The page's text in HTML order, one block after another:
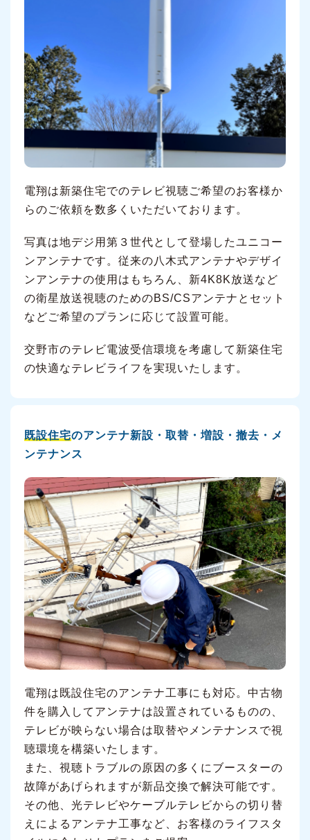
電翔は新築住宅でのテレビ視聴ご希望のお客様か
らのご依頼を数多くいただいております。
写真は地デジ用第３世代として登場したユニコー
ンアンテナです。従来の八木式アンテナやデザイ
ンアンテナの使用はもちろん、新4K8K放送など
の衛星放送視聴のためのBS/CSアンテナとセット
などご希望のプランに応じて設置可能。
交野市のテレビ電波受信環境を考慮して新築住宅
の快適なテレビライフを実現いたします。
既設住宅のアンテナ新設・取替・増設・撤去・メ
ンテナンス
電翔は既設住宅のアンテナ工事にも対応。中古物
件を購入してアンテナは設置されているものの、
テレビが映らない場合は取替やメンテナンスで視
聴環境を構築いたします。
また、視聴トラブルの原因の多くにブースターの
故障があげられますが新品交換で解決可能です。
その他、光テレビやケーブルテレビからの切り替
えによるアンテナ工事など、お客様のライフスタ